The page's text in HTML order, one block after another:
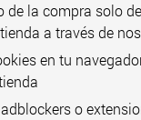
de la compra solo
a través de
en tu
o